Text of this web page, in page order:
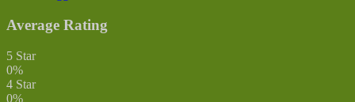
Average Rating
5 Star
0%
4 Star
0%